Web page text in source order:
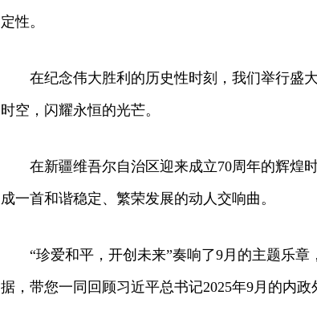
定性。
在纪念伟大胜利的历史性时刻，我们举行盛大
时空，闪耀永恒的光芒。
在新疆维吾尔自治区迎来成立70周年的辉煌时
成一首和谐稳定、繁荣发展的动人交响曲。
“珍爱和平，开创未来”奏响了9月的主题乐章
据，带您一同回顾习近平总书记2025年9月的内